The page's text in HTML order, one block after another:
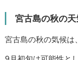
宮古島の秋の天
宮古島の秋の気候は